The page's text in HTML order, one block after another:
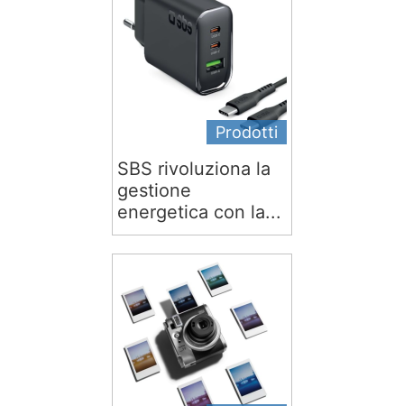
Prodotti
SBS rivoluziona la
gestione
energetica con la...